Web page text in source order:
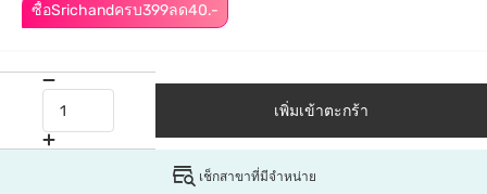
ซื้อSrichandครบ399ลด40.-
เพิ่มเข้าตะกร้า
เช็กสาขาที่มีจำหน่าย